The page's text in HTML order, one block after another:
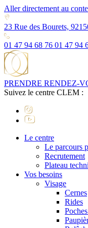
Aller directement au
23 Rue des Bourets,
01 47 94 68 76 01 47 94
PRENDRE RENDEZ-
Suivez le centre CLEM :
Le centre
Le parcours
Recrutement
Plateau
Vos besoins
Visage
Cernes
Rides